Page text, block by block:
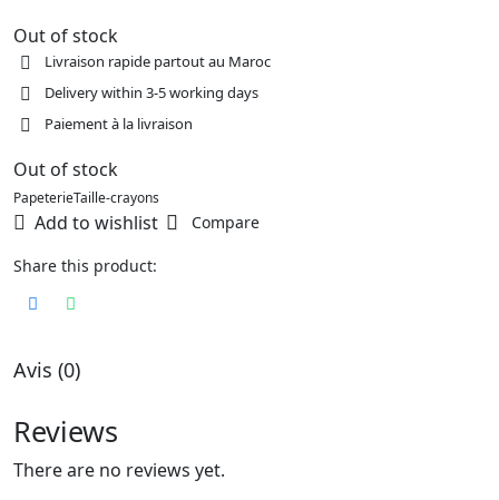
Out of stock
Livraison rapide partout au Maroc
Delivery within 3-5 working days
Paiement à la livraison
Out of stock
PapeterieTaille-crayons
Add to wishlist Compare
Share this product:
Avis (0)
Reviews
There are no reviews yet.